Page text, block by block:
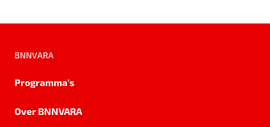
BNNVARA
Programma's
Over BNNVARA